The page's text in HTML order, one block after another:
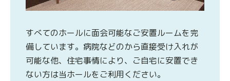
すべてのホールに面会可能なご安置ルームを完
備しています。病院などのから直接受け入れが
可能な他、住宅事情により、ご自宅に安置でき
ない方は当ホールをご利用ください。